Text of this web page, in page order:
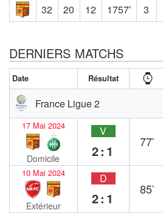
32 20 12 1757′ 3
DERNIERS MATCHS
Date Résultat
France Ligue 2
17 Mai 2024
Domicile
V
2:1
77`
10 Mai 2024
Extérieur
D
2:1
85`